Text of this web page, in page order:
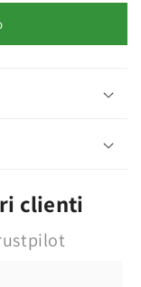
clienti